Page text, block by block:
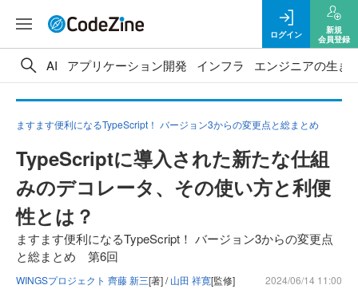
ログイン
新規
会員登録
AI アプリケーション開発 インフラ エンジニアの生き
ますます便利になるTypeScript！ バージョン3からの変更点と総まとめ
TypeScriptに導入された新たな仕組
みのデコレータ、その使い方と利便
性とは？
ますます便利になるTypeScript！ バージョン3からの変更点
と総まとめ 第6回
WINGSプロジェクト 齊藤 新三[著] /山田 祥寛[監修] 2024/06/14 11:00